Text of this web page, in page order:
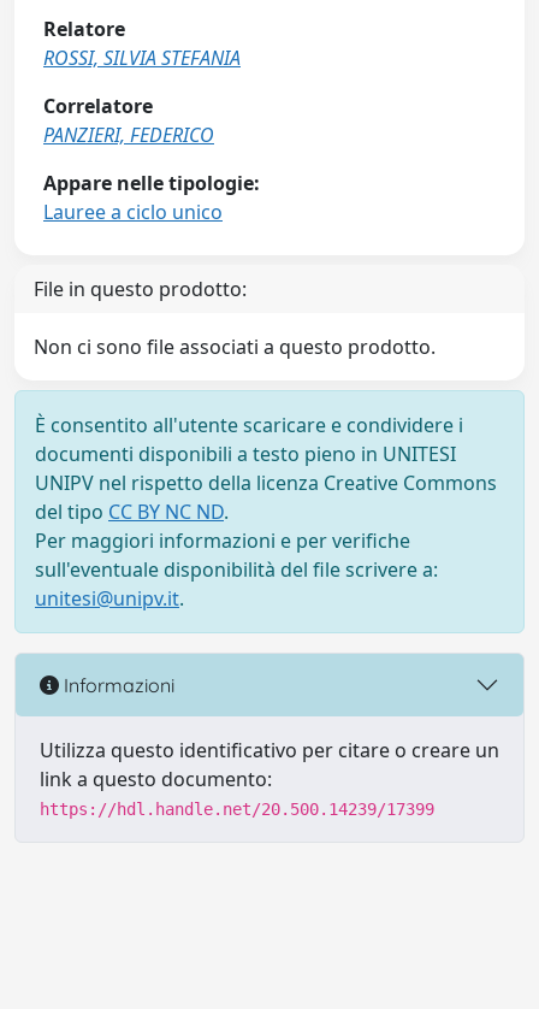
Relatore
ROSSI, SILVIA STEFANIA
Correlatore
PANZIERI, FEDERICO
Appare nelle tipologie:
Lauree a ciclo unico
File in questo prodotto:
Non ci sono file associati a questo prodotto.
È consentito all'utente scaricare e condividere i
documenti disponibili a testo pieno in UNITESI
UNIPV nel rispetto della licenza Creative Commons
del tipo CC BY NC ND.
Per maggiori informazioni e per verifiche
sull'eventuale disponibilità del file scrivere a:
unitesi@unipv.it.
Informazioni
Utilizza questo identificativo per citare o creare un
link a questo documento:
https://hdl.handle.net/20.500.14239/17399